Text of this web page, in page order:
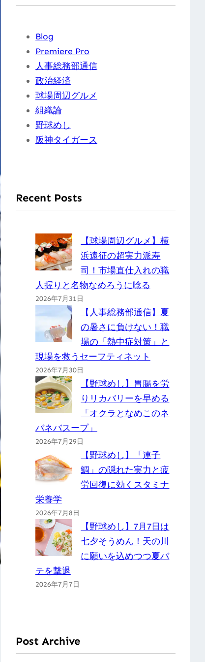
Blog
Premiere Pro
人事総務部通信
政治経済
球場周辺グルメ
組織論
野球めし
阪神タイガース
Recent Posts
【球場周辺グルメ】横
浜遠征の超実力派寿
司！市場直仕入れの職
人握りと名物なめろうに唸る
2026年7月31日
【人事総務部通信】夏
の暑さに負けない！職
場の「熱中症対策」と
現場を救うセーフティネット
2026年7月30日
【野球めし】胃腸を労
りリカバリーを早める
「オクラとなめこのネ
バネバスープ」
2026年7月29日
【野球めし】「連子
鯛」の隠れた実力と疲
労回復に効くスタミナ
栄養学
2026年7月8日
【野球めし】7月7日は
七夕そうめん！天の川
に願いを込めつつ夏バ
テを撃退
2026年7月7日
Post Archive